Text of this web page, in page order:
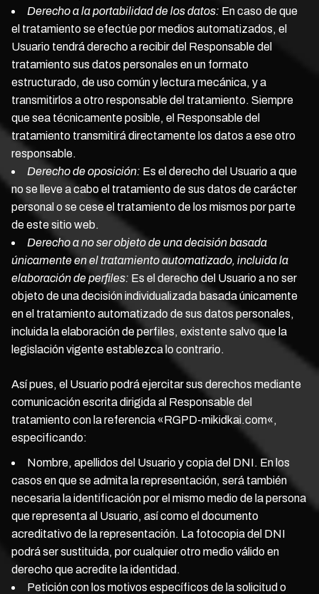
Derecho a la portabilidad de los datos: En caso de que
el tratamiento se efectúe por medios automatizados, el
Usuario tendrá derecho a recibir del Responsable del
tratamiento sus datos personales en un formato
estructurado, de uso común y lectura mecánica, y a
transmitirlos a otro responsable del tratamiento. Siempre
que sea técnicamente posible, el Responsable del
tratamiento transmitirá directamente los datos a ese otro
responsable.
Derecho de oposición: Es el derecho del Usuario a que
no se lleve a cabo el tratamiento de sus datos de carácter
personal o se cese el tratamiento de los mismos por parte
de este sitio web.
Derecho a no ser objeto de una decisión basada
únicamente en el tratamiento automatizado, incluida la
elaboración de perfiles: Es el derecho del Usuario a no ser
objeto de una decisión individualizada basada únicamente
en el tratamiento automatizado de sus datos personales,
incluida la elaboración de perfiles, existente salvo que la
legislación vigente establezca lo contrario.
Así pues, el Usuario podrá ejercitar sus derechos mediante
comunicación escrita dirigida al Responsable del
tratamiento con la referencia «RGPD-mikidkai.com«,
especificando:
Nombre, apellidos del Usuario y copia del DNI. En los
casos en que se admita la representación, será también
necesaria la identificación por el mismo medio de la persona
que representa al Usuario, así como el documento
acreditativo de la representación. La fotocopia del DNI
podrá ser sustituida, por cualquier otro medio válido en
derecho que acredite la identidad.
Petición con los motivos específicos de la solicitud o